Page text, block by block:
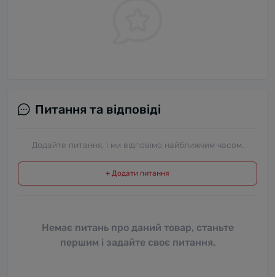
Питання та відповіді
Додайте питання, і ми відповімо найближчим часом.
+ Додати питання
Немає питань про даний товар, станьте
першим і задайте своє питання.